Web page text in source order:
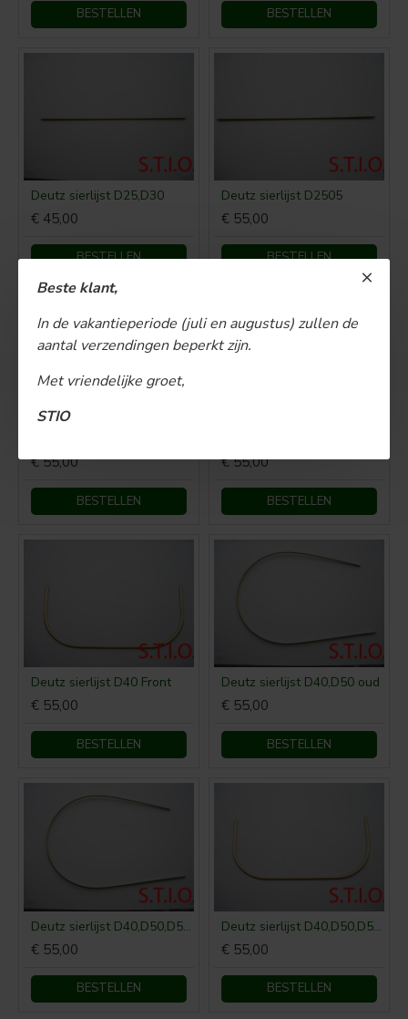
Beste klant,
In de vakantieperiode (juli en augustus) zullen de
aantal verzendingen beperkt zijn.
Met vriendelijke groet,
STIO
BESTELLEN BESTELLEN
Deutz sierlijst D25,D30
€ 45,00
BESTELLEN
Deutz sierlijst D2505
€ 55,00
BESTELLEN
€ 55,00
BESTELLEN
€ 55,00
BESTELLEN
Deutz sierlijst D40 Front
€ 55,00
BESTELLEN
Deutz sierlijst D40,D50 oud
€ 55,00
BESTELLEN
Deutz sierlijst D40,D50,D55,D80 buik
€ 55,00
BESTELLEN
Deutz sierlijst D40,D50,D55,D80 front
€ 55,00
BESTELLEN